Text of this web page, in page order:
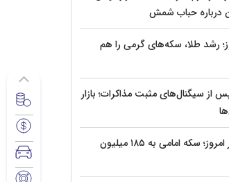
درباره حباب شمش
رشد طلا، سکه‌های گرمی را هم
پس از سیگنال‌های مثبت مذاکرات؛ بازار
جهش طلا و سکه در بازار امروز؛ سکه امامی به ۱۸۵ میلیون